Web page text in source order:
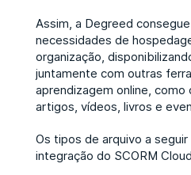
Assim, a Degreed
necessidades de
organização,
juntamente com outras
aprendizagem online,
artigos, vídeos, livros e
Os tipos de arquivo a
integração do SCORM